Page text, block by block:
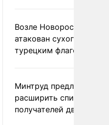
Возле Новороссийска
атакован сухогруз под
турецким флагом
Минтруд предложил
расширить список
получателей двух